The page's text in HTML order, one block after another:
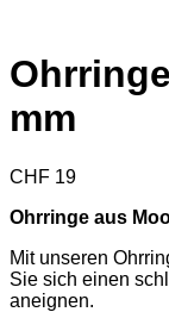
mm
CHF 19
Ohrringe aus
Mit unseren
Sie sich einen
aneignen.